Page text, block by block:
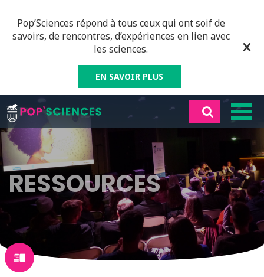
Pop’Sciences répond à tous ceux qui ont soif de
savoirs, de rencontres, d’expériences en lien avec
les sciences.
EN SAVOIR PLUS
RESSOURCES